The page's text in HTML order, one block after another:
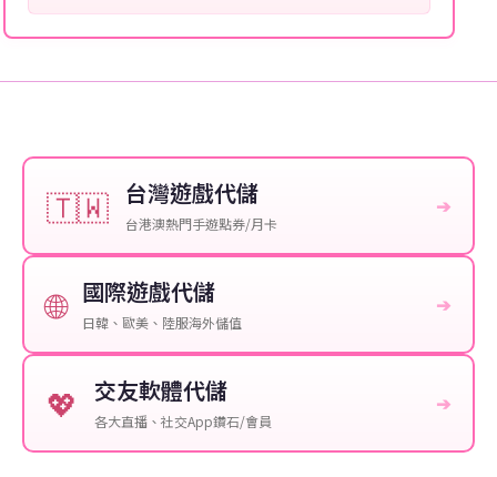
🇹🇼 台灣遊戲代儲
台港澳熱門手遊點券/月卡
➔
🌐 國際遊戲代儲
日韓、歐美、陸服海外儲值
➔
💖 交友軟體代儲
各大直播、社交App鑽石/會員
➔